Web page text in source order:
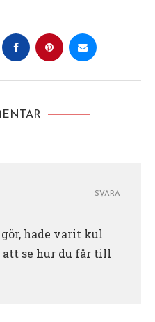
hade varit kul
att se hur du får till
SVARA